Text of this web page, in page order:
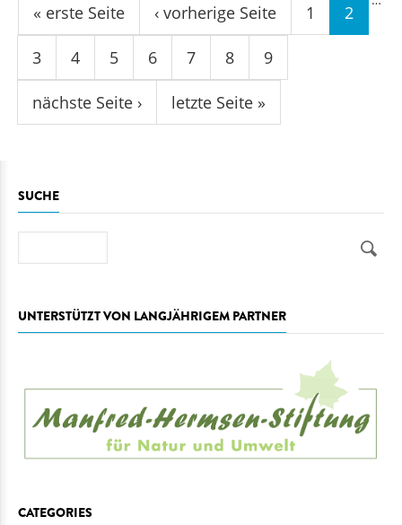
« erste Seite ‹ vorherige Seite 1 2
3 4 5 6 7 8 9
nächste Seite › letzte Seite »
SUCHE
UNTERSTÜTZT VON LANGJÄHRIGEM PARTNER
CATEGORIES